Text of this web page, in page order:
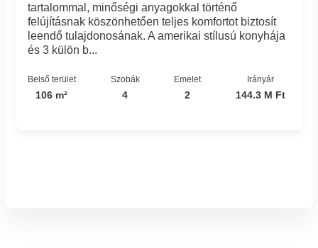
tartalommal, minőségi anyagokkal történő
felújításnak köszönhetően teljes komfortot biztosít
leendő tulajdonosának. A amerikai stílusú konyhája
és 3 külön b...
Belső terület
106 m²
Szobák
4
Emelet
2
Irányár
144.3 M Ft